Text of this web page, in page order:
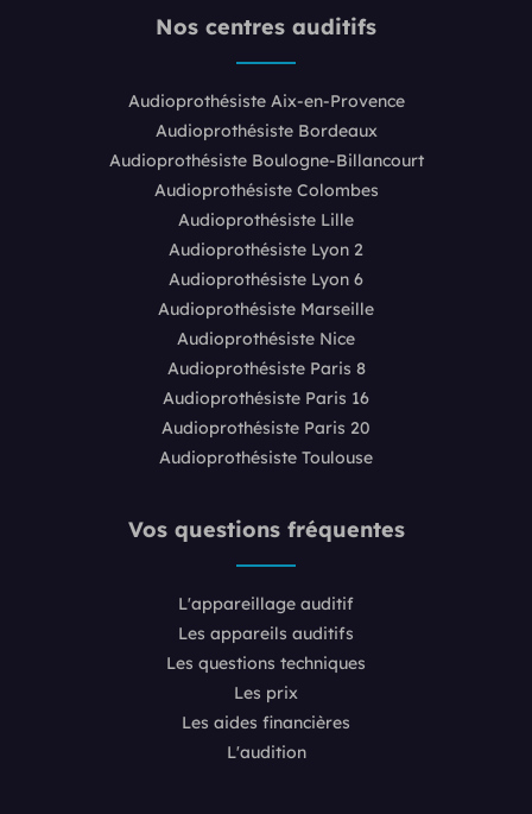
Nos centres auditifs
Audioprothésiste Aix-en-Provence
Audioprothésiste Bordeaux
Audioprothésiste Boulogne-Billancourt
Audioprothésiste Colombes
Audioprothésiste Lille
Audioprothésiste Lyon 2
Audioprothésiste Lyon 6
Audioprothésiste Marseille
Audioprothésiste Nice
Audioprothésiste Paris 8
Audioprothésiste Paris 16
Audioprothésiste Paris 20
Audioprothésiste Toulouse
Vos questions fréquentes
L'appareillage auditif
Les appareils auditifs
Les questions techniques
Les prix
Les aides financières
L'audition